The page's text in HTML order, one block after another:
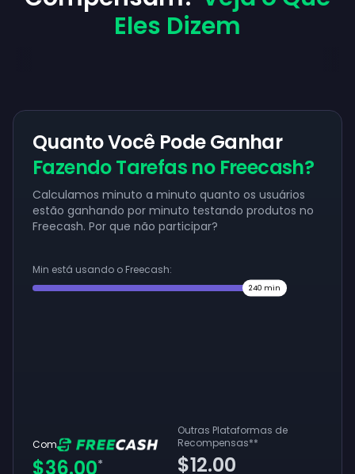
Eles Dizem
Quanto Você Pode Ganhar
Fazendo Tarefas no Freecash?
Calculamos minuto a minuto quanto os usuários
estão ganhando por minuto testando produtos no
Freecash. Por que não participar?
Min está usando o Freecash:
240 min
Com
$36.00*
Outras Plataformas de
Recompensas**
$12.00